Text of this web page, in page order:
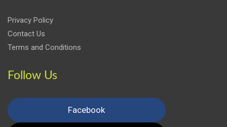
Privacy Policy
Contact Us
Terms and Conditions
Follow Us
Facebook